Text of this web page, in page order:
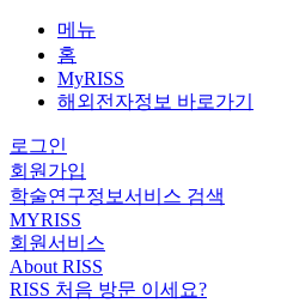
메뉴
홈
MyRISS
해외전자정보 바로가기
로그인
회원가입
학술연구정보서비스 검색
MYRISS
회원서비스
About RISS
RISS 처음 방문 이세요?